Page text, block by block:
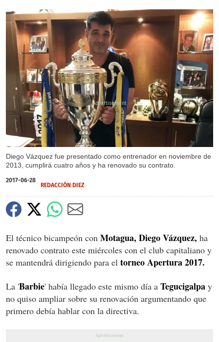
Diego Vázquez fue presentado como entrenador en noviembre de
2013, cumplirá cuatro años y ha renovado su contrato.
X
2017-06-28
REDACCIÓN DIEZ
El técnico bicampeón con Motagua, Diego Vázquez, ha
renovado contrato este miércoles con el club capitaliano y
se mantendrá dirigiendo para el torneo Apertura 2017.
La 'Barbie' había llegado este mismo día a Tegucigalpa y
no quiso ampliar sobre su renovación argumentando que
primero debía hablar con la directiva.